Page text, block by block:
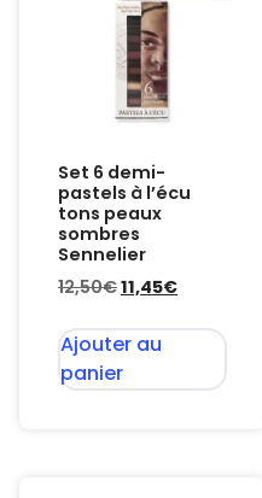
Set 6 demi-
pastels à l’écu
tons peaux
sombres
Sennelier
12,50€11,45€
Ajouter au
panier